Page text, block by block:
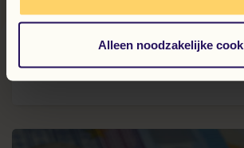
Alleen noodzakelijke
Flexmedewerker van de
den Haan
Lees verder